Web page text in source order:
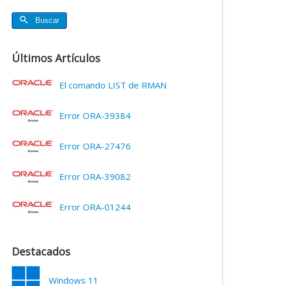
Buscar
Últimos Artículos
El comando LIST de RMAN
Error ORA-39384
Error ORA-27476
Error ORA-39082
Error ORA-01244
Destacados
Windows 11